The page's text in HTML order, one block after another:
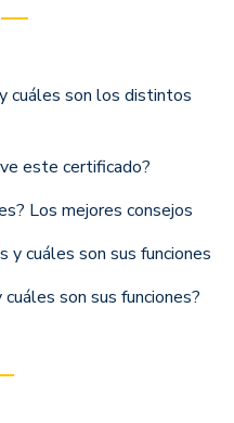
cuáles son los distintos
este certificado?
Los mejores consejos
y cuáles son sus funciones
son sus funciones?